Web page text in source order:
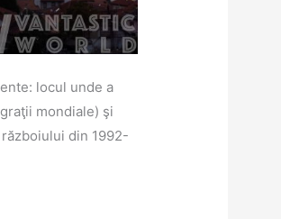
locul unde a
mondiale) şi
din 1992-